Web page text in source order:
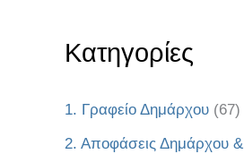
Κατηγορίες
1. Γραφείο Δημάρχου (67)
2. Αποφάσεις Δημάρχου